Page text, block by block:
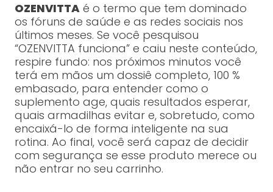
OZENVITTAé o termo que tem dominado
os fóruns de saúde e as redes sociais nos
últimos meses. Se você pesquisou
“OZENVITTA funciona” e caiu neste conteúdo,
respire fundo: nos próximos minutos você
terá em mãos um dossiê completo, 100 %
embasado, para entender como o
suplemento age, quais resultados esperar,
quais armadilhas evitar e, sobretudo, como
encaixá-lo de forma inteligente na sua
rotina. Ao final, você será capaz de decidir
com segurança se esse produto merece ou
não entrar no seu carrinho.